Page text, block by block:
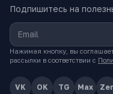
Подпишитесь на
Нажимая кнопку, вы
рассылки в соответствии с
VK OK TG Max